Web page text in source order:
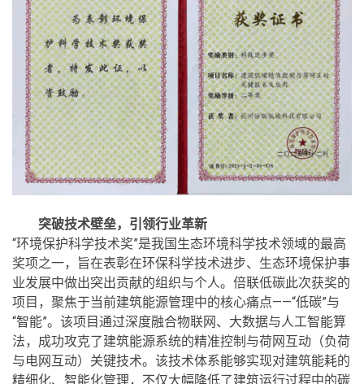
突破技术壁垒，引领行业革新
“环境保护科学技术奖”是我国生态环境科学技术领域的最高
奖项之一，旨在表彰在环保科学技术进步、生态环境保护事
业发展中做出突出贡献的组织与个人。倍联低碳此次获奖的
项目，聚焦于当前建筑能源管理中的核心痛点——“低碳”与
“智能”。该项目通过深度融合物联网、大数据与人工智能算
法，成功攻克了建筑能源系统的精准控制与荷网互动（负荷
与电网互动）关键技术。该技术体系能够实现对建筑能耗的
精细化、智能化管理，不仅大幅降低了建筑运行过程中的碳